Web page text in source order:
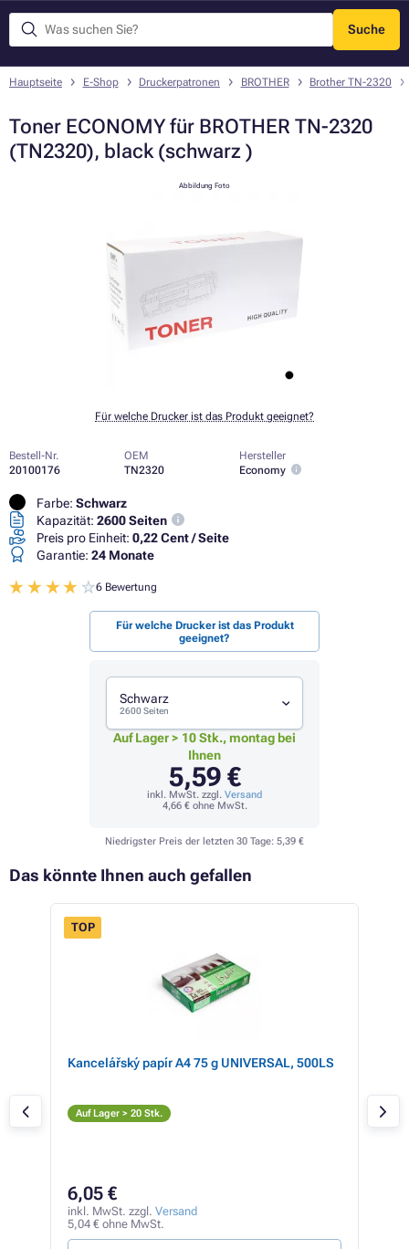
Suche
Menü
Hauptseite E-Shop Druckerpatronen BROTHER Brother TN-2320
Toner ECONOMY für BROTHER TN-2320
(TN2320), black (schwarz )
Abbildung Foto
Für welche Drucker ist das Produkt geeignet?
Bestell-Nr.
20100176
OEM
TN2320
Hersteller
Economy
Farbe: Schwarz
Kapazität: 2600 Seiten
Preis pro Einheit: 0,22 Cent / Seite
Garantie: 24 Monate
6 Bewertung
Für welche Drucker ist das Produkt
geeignet?
Schwarz
2600 Seiten
Auf Lager > 10 Stk., montag bei
Ihnen
5,59 €
inkl. MwSt. zzgl. Versand
4,66 €ohne MwSt.
Niedrigster Preis der letzten 30 Tage: 5,39 €
Das könnte Ihnen auch gefallen
TOP
Kancelářský papír A4 75 g UNIVERSAL, 500LS
Auf Lager > 20 Stk.
6,05 €
inkl. MwSt. zzgl. Versand
5,04 € ohne MwSt.